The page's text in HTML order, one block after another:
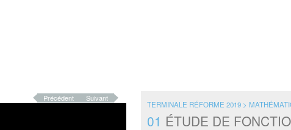
Précédent Suivant
TERMINALE RÉFORME 2019 >
01 ÉTUDE DE